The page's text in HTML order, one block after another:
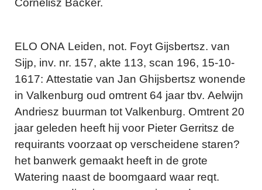
ELO ONA Leiden, not. Foyt Gijsbertsz. van
Sijp, inv. nr. 157, akte 113, scan 196, 15-10-
1617: Attestatie van Jan Ghijsbertsz wonende
in Valkenburg oud omtrent 64 jaar tbv. Aelwijn
Andriesz buurman tot Valkenburg. Omtrent 20
jaar geleden heeft hij voor Pieter Gerritsz de
requirants voorzaat op verscheidene staren?
het banwerk gemaakt heeft in de grote
Watering naast de boomgaard waar reqt.